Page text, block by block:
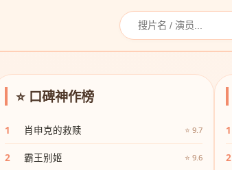
⭐ 口碑神作榜
1 肖申克的救赎 ⭐ 9.7
2 霸王别姬 ⭐ 9.6
1
2